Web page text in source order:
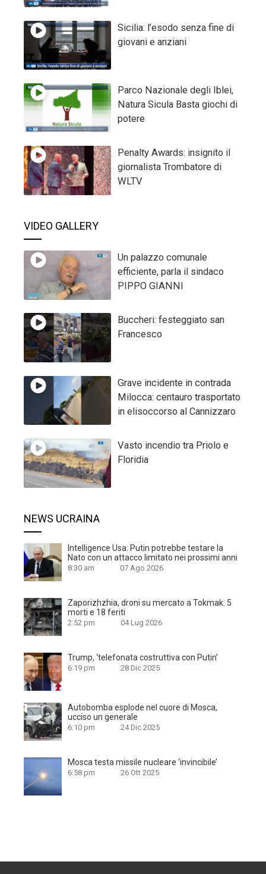
Sicilia: l’esodo senza fine di
giovani e anziani
Parco Nazionale degli Iblei,
Natura Sicula Basta giochi di
potere
Penalty Awards: insignito il
giornalista Trombatore di
WLTV
VIDEO GALLERY
Un palazzo comunale
efficiente, parla il sindaco
PIPPO GIANNI
Buccheri: festeggiato san
Francesco
Grave incidente in contrada
Milocca: centauro trasportato
in elisoccorso al Cannizzaro
Vasto incendio tra Priolo e
Floridia
NEWS UCRAINA
Intelligence Usa: Putin potrebbe testare la
Nato con un attacco limitato nei prossimi anni
8:30 am 07 Ago 2026
Zaporizhzhia, droni su mercato a Tokmak: 5
morti e 18 feriti
2:52 pm 04 Lug 2026
Trump, ‘telefonata costruttiva con Putin’
6:19 pm 28 Dic 2025
Autobomba esplode nel cuore di Mosca,
ucciso un generale
6:10 pm 24 Dic 2025
Mosca testa missile nucleare ‘invincibile’
6:58 pm 26 Ott 2025